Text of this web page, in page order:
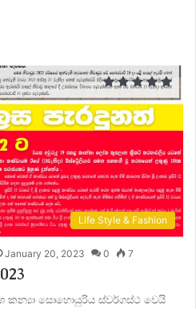
Life Style & Fashion
January 20, 2023 0 7
කන්‍යා සොහොයුරිය ස්වර්ගස්ථ වෙයි